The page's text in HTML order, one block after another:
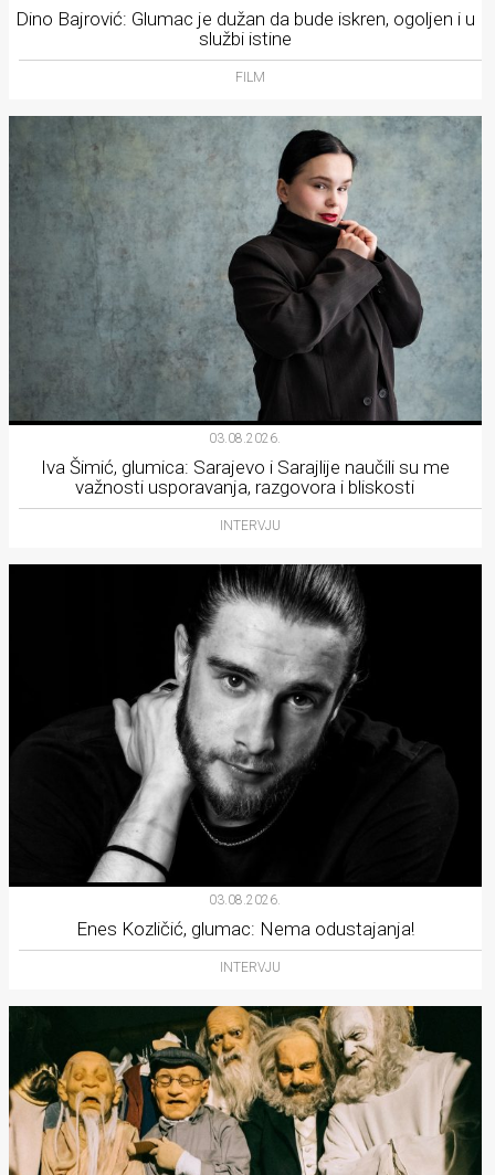
Dino Bajrović: Glumac je dužan da bude iskren, ogoljen i u
službi istine
FILM
03.08.2026.
Iva Šimić, glumica: Sarajevo i Sarajlije naučili su me
važnosti usporavanja, razgovora i bliskosti
INTERVJU
03.08.2026.
Enes Kozličić, glumac: Nema odustajanja!
INTERVJU